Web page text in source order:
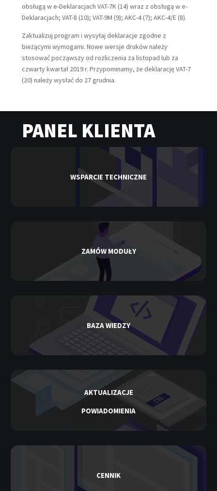
obsługą w e-Deklaracjach VAT-7K (14) wraz z obsługą w e-
Deklaracjach; VAT-8 (10); VAT-9M (9); AKC-4 (7); AKC-4/E (8).
Zaktualizuj program i wysyłaj deklaracje zgodne z
bieżącymi wymogami. Nowe wersje druków należy
stosować począwszy od rozliczenia za listopad lub za
czwarty kwartał 2019 r. Przypominamy, że deklarację VAT-7
(20) należy wysłać do 27 grudnia.
PANEL KLIENTA
WSPARCIE TECHNICZNE
ZAMÓW MODUŁY
BAZA WIEDZY
AKTUALIZACJE
POWIADOMIENIA
CENNIK